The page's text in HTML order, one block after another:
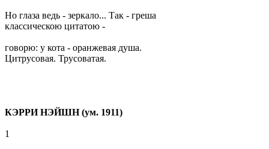
Но глаза ведь - зеркало... Так - греша
классическою цитатою -
говорю: у кота - оранжевая душа.
Цитрусовая. Трусоватая.
КЭРРИ НЭЙШН (ум. 1911)
1